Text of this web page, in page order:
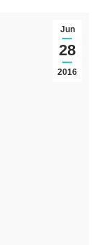
Jun
28
2016